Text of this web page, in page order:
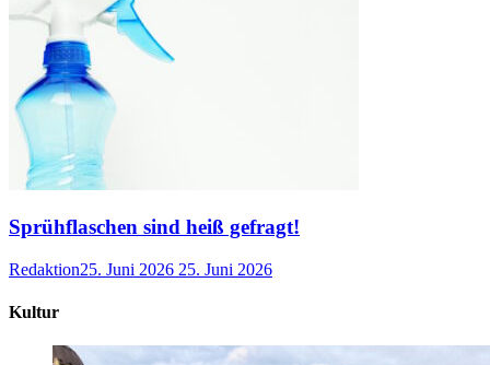
Sprühflaschen sind heiß gefragt!
Redaktion25. Juni 2026 25. Juni 2026
Kultur